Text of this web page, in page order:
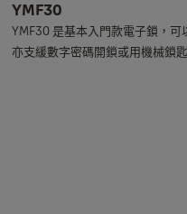
YMF30
YMF30 是基本入門款電子鎖，
亦支緩數字密碼開鎖或用機械鎖